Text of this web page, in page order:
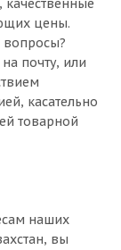
качественные
цены.
вопросы?
почту, или
касательно
товарной
наших
вы